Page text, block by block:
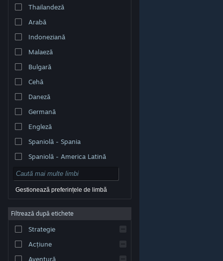
Vezi site în versiunea pentru desktop
© Valve Corporation. Toate drepturile rezervate. Toate
respectivi în SUA și celelalte țări.
Acordul Steam pentru abonați
Cookie-uri
Thailandeză
Arabă
Indoneziană
Malaeză
Bulgară
Cehă
Daneză
Germană
Engleză
Spaniolă - Spania
Spaniolă - America Latină
Gestionează preferințele de limbă
Filtrează după etichete
Strategie
Acțiune
Aventură